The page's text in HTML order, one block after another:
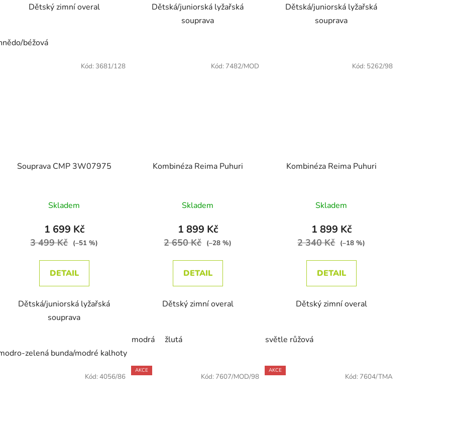
Dětský zimní overal
béžová
Dětská/juniorská lyžařská
souprava
Dětská/juniorská lyžařská
souprava
Souprava CMP 3W07975
Skladem
1 699 Kč
3 499 Kč (–51 %)
DETAIL
Dětská/juniorská lyžařská
souprava
zelená bunda/modré kalhoty
Kód: 3681/128
Kombinéza Reima Puhuri
Skladem
1 899 Kč
2 650 Kč (–28 %)
DETAIL
Dětský zimní overal
modrá žlutá
Kód: 7482/MOD
Kombinéza Reima Puhuri
Skladem
1 899 Kč
2 340 Kč (–18 %)
DETAIL
Dětský zimní overal
světle růžová
Kód: 5262/98
Kód: 4056/86
AKCE
Kód: 7607/MOD/98
AKCE
Kód: 7604/TMA